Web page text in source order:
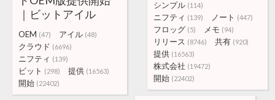
シンプル (114)
ニフティ (139) ノート (447)
フロッグ (5) メモ (94)
リリース (8746) 共有 (920)
提供 (16563)
株式会社 (19472)
開始 (22402)
｜ビットアイル
OEM (47) アイル (48)
クラウド (6696)
ニフティ (139)
ビット (298) 提供 (16563)
開始 (22402)